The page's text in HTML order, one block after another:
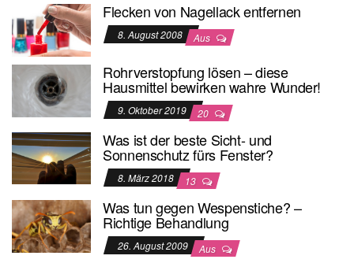
Flecken von Nagellack entfernen
8. August 2008 Aus
Rohrverstopfung lösen – diese
Hausmittel bewirken wahre Wunder!
9. Oktober 2019 20
Was ist der beste Sicht- und
Sonnenschutz fürs Fenster?
8. März 2018 13
Was tun gegen Wespenstiche? –
Richtige Behandlung
26. August 2009 Aus